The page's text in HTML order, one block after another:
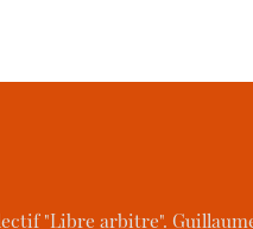
"Libre arbitre".